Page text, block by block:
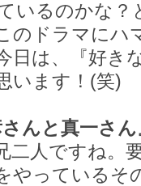
いるのかな？
のドラマにハ
日は、『好き
います！(笑)
さんと真一さ
二人ですね。
やっているそ